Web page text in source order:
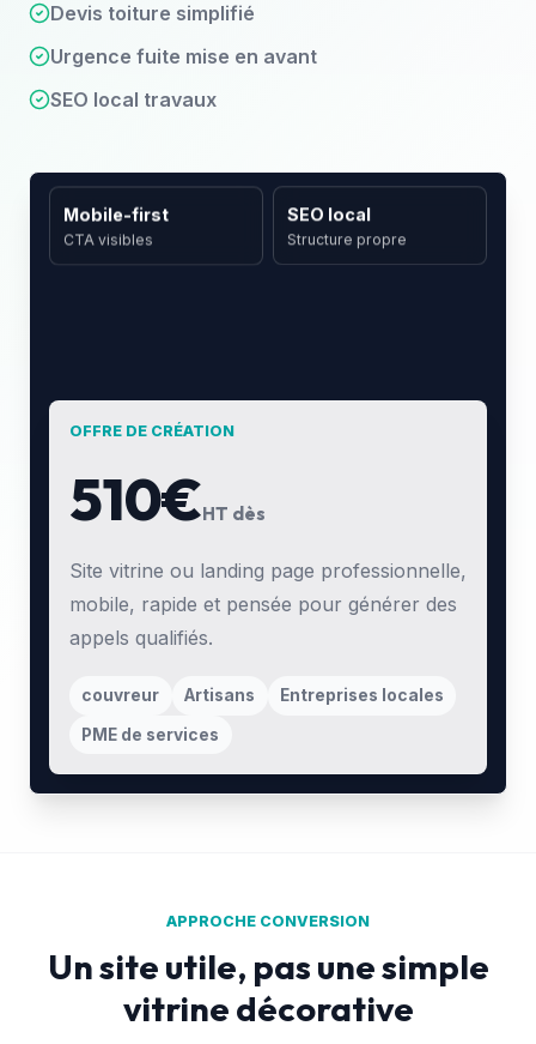
Devis toiture simplifié
Urgence fuite mise en avant
SEO local travaux
OFFRE DE CRÉATION
510€HT dès
Site vitrine ou landing page professionnelle,
mobile, rapide et pensée pour générer des
appels qualifiés.
couvreur Artisans Entreprises locales
PME de services
Mobile-first
CTA visibles
SEO local
Structure propre
APPROCHE CONVERSION
Un site utile, pas une simple
vitrine décorative